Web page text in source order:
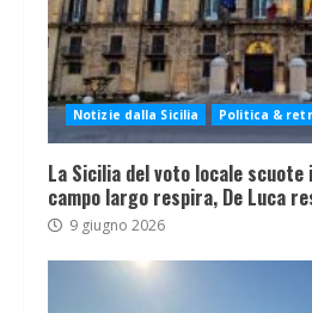
Notizie dalla Sicilia Politica &
La Sicilia del voto locale
campo largo respira, De Luca
9 giugno 2026